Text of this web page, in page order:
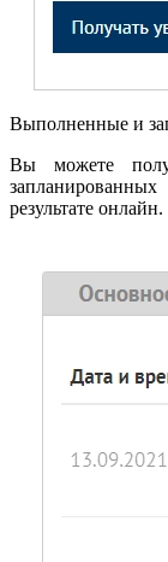
Выполненные и
Вы можете
результате онлайн.